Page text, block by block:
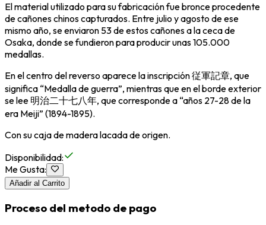
El material utilizado para su fabricación fue bronce procedente
de cañones chinos capturados. Entre julio y agosto de ese
mismo año, se enviaron 53 de estos cañones a la ceca de
Osaka, donde se fundieron para producir unas 105.000
medallas.
En el centro del reverso aparece la inscripción 従軍記章, que
significa “Medalla de guerra”, mientras que en el borde exterior
se lee 明治二十七八年, que corresponde a “años 27-28 de la
era Meiji” (1894-1895).
Con su caja de madera lacada de origen.
Disponibilidad:
Me Gusta:
Añadir al Carrito
Proceso del metodo de pago